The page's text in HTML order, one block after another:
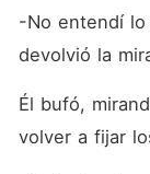
-No entendí
devolvió la
Él bufó,
volver a fijar